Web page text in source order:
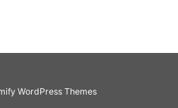
WordPress Themes